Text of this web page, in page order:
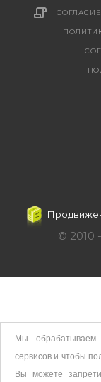
© 2010
Мы обрабатываем
сервисов и чтобы
Вы можете